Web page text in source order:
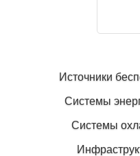
Источники
Системы
Системы